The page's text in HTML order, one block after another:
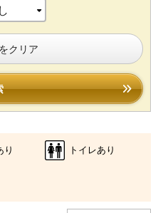
クリア
り トイレあり